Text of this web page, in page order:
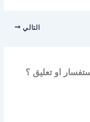
التالي
او تعليق ؟